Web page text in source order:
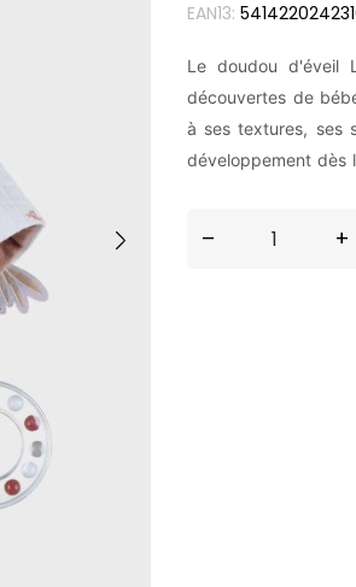
EAN13:
Le doudou d'éveil
découvertes de
à ses textures, ses
développement dès
– +